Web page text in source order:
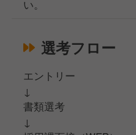
い。
選考フロー
エントリー
↓
書類選考
↓